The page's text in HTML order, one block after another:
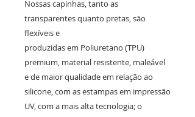
Nossas capinhas, tanto as
transparentes quanto pretas, são
flexíveis e
produzidas em Poliuretano (TPU)
premium, material resistente, maleável
e de maior qualidade em relação ao
silicone, com as estampas em impressão
UV, com a mais alta tecnologia; o